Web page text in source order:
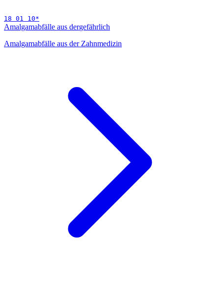
18 01 10*
Amalgamabfälle aus dergefährlich
Amalgamabfälle aus der Zahnmedizin